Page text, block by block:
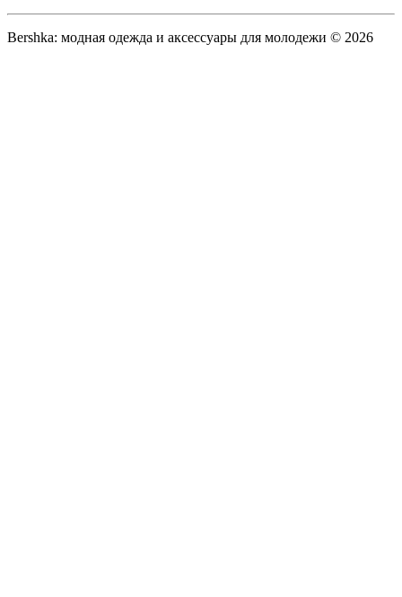
Bershka: модная одежда и аксессуары для молодежи © 2026